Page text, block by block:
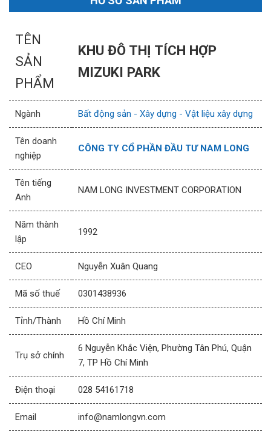
TÊN
SẢN
PHẨM
KHU ĐÔ THỊ TÍCH HỢP
MIZUKI PARK
Ngành Bất động sản - Xây dựng - Vật liệu xây dựng
Tên doanh
nghiệp
CÔNG TY CỔ PHẦN ĐẦU TƯ NAM LONG
Tên tiếng
Anh
NAM LONG INVESTMENT CORPORATION
Năm thành
lập
1992
CEO Nguyễn Xuân Quang
Mã số thuế 0301438936
Tỉnh/Thành Hồ Chí Minh
Trụ sở chính
6 Nguyễn Khắc Viện, Phường Tân Phú, Quận
7, TP Hồ Chí Minh
Điện thoại 028 54161718
Email info@namlongvn.com